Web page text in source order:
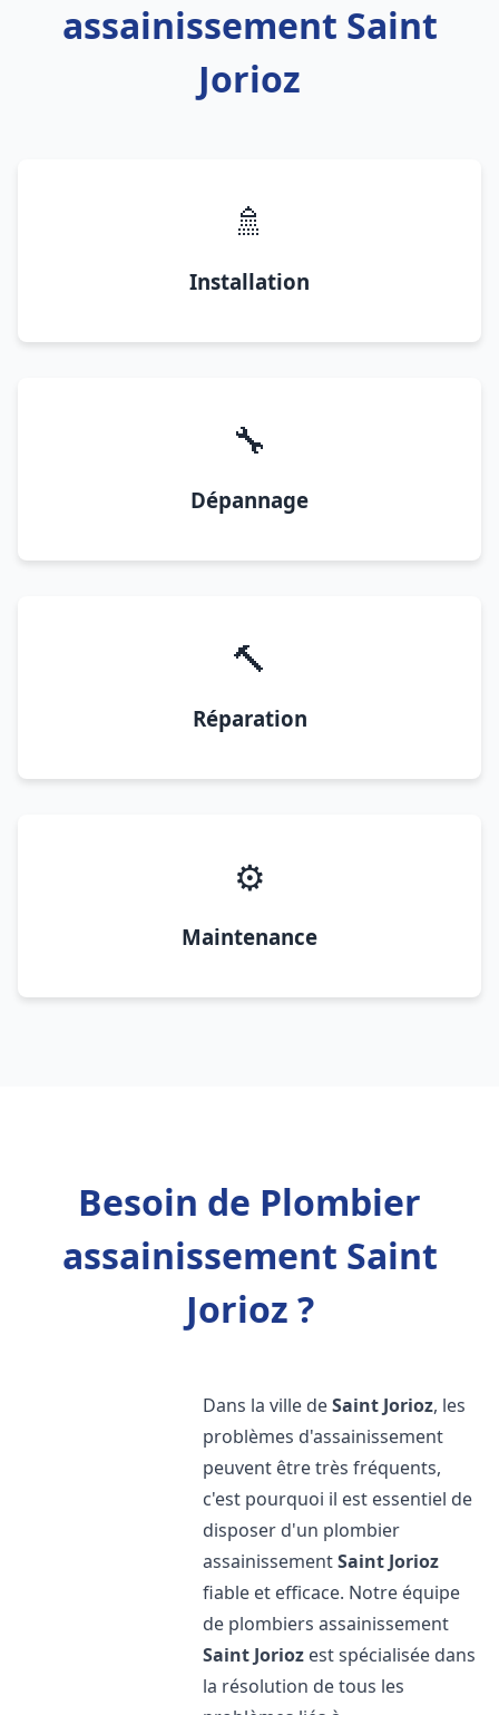
assainissement Saint
Jorioz
🚿
Installation
🔧
Dépannage
🔨
Réparation
⚙️
Maintenance
Besoin de Plombier
assainissement Saint
Jorioz ?
Dans la ville deSaint Jorioz, les
problèmes d'assainissement
peuvent être très fréquents,
c'est pourquoi il est essentiel de
disposer d'un plombier
assainissementSaint Jorioz
fiable et efficace. Notre équipe
de plombiers assainissement
Saint Jorioz est spécialisée dans
la résolution de tous les